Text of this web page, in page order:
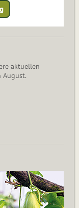
aktuellen
August.